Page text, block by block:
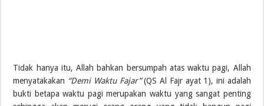
Tidak hanya itu, Allah bahkan bersumpah atas waktu pagi, Allah
menyatakakan “Demi Waktu Fajar”(QS Al Fajr ayat 1), ini adalah
bukti betapa waktu pagi merupakan waktu yang sangat penting